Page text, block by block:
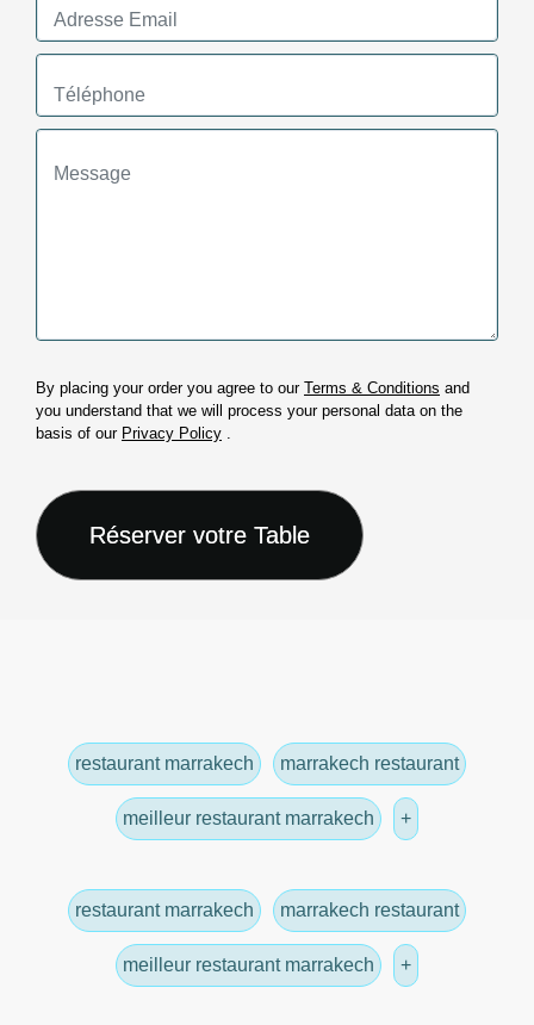
By placing your order you agree to our Terms & Conditions and
you understand that we will process your personal data on the
basis of our Privacy Policy .
restaurant marrakech marrakech restaurant
meilleur restaurant marrakech +
restaurant marrakech marrakech restaurant
meilleur restaurant marrakech +